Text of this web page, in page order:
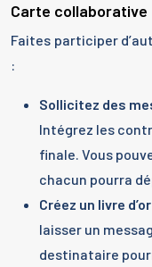
Carte collaborative
Faites participer
:
Sollicitez des
Intégrez les
finale. Vous
chacun pourra
Créez un livre
laisser un
destinataire